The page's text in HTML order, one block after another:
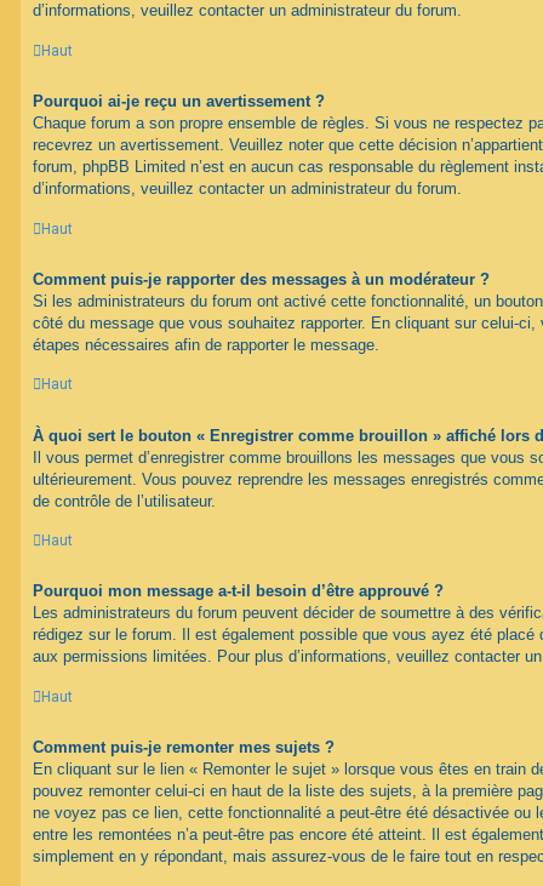
d’informations, veuillez contacter un administrateur du forum.
Haut
Pourquoi ai-je reçu un avertissement ?
Chaque forum a son propre ensemble de règles. Si vous ne respectez
recevrez un avertissement. Veuillez noter que cette décision
forum, phpBB Limited n’est en aucun cas responsable du règlement
d’informations, veuillez contacter un administrateur du forum.
Haut
Comment puis-je rapporter des messages à un modérateur ?
Si les administrateurs du forum ont activé cette fonctionnalité, un
côté du message que vous souhaitez rapporter. En cliquant sur celui-
étapes nécessaires afin de rapporter le message.
Haut
À quoi sert le bouton « Enregistrer comme brouillon » affiché lors
Il vous permet d’enregistrer comme brouillons les messages que vous
ultérieurement. Vous pouvez reprendre les messages enregistrés
de contrôle de l’utilisateur.
Haut
Pourquoi mon message a-t-il besoin d’être approuvé ?
Les administrateurs du forum peuvent décider de soumettre à des
rédigez sur le forum. Il est également possible que vous ayez été placé
aux permissions limitées. Pour plus d’informations, veuillez contacter
Haut
Comment puis-je remonter mes sujets ?
En cliquant sur le lien « Remonter le sujet » lorsque vous êtes en train
pouvez remonter celui-ci en haut de la liste des sujets, à la première
ne voyez pas ce lien, cette fonctionnalité a peut-être été désactivée ou
entre les remontées n’a peut-être pas encore été atteint. Il est
simplement en y répondant, mais assurez-vous de le faire tout en